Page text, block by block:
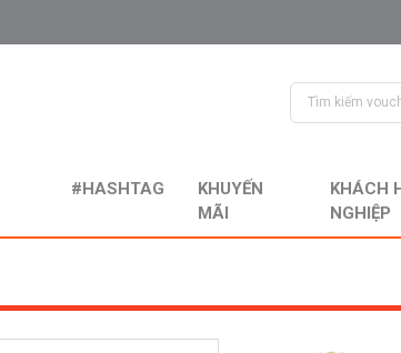
#HASHTAG
KHUYẾN
MÃI
KHÁCH
NGHIỆP